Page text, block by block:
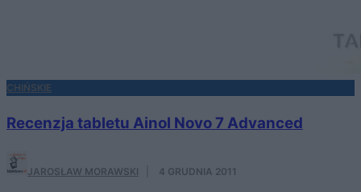
CHIŃSKIE
Recenzja tabletu Ainol Novo 7 Advanced
JAROSŁAW MORAWSKI 4 GRUDNIA 2011